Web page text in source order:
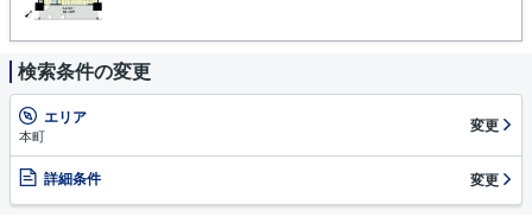
検索条件の変更
エリア
本町
変更
詳細条件 変更